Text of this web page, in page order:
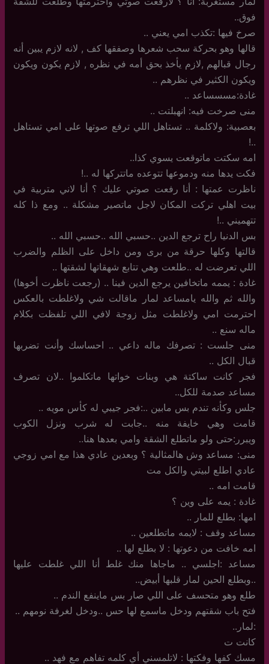
فوق..
صرخ فيها :تكذب امي يعني ..
قالها وهو بحركة سحب شعرها وصفقها كف , لانه لازم يبين أنه
رجال قبالهم ,لازم يأخذ بحق أمه في نظره , لازم يكون ويكون
ويكون الكثير في نظرهم ..
غادة:مسسساعد ..
منى صرخت فيه: انهبلتت ..
بعصبية: ولاكلمة .. تستاهل اللي ترفع صوتها على امي تستاهل
..!
امه سكتت ماتوقعت يسوي كذا..
فكت يدها منه ودموعها تتوعده ماتتركها له ..!
ناظرت عمتها : أنا رفعت صوتي عليك ؟ أنا لاني متربية في
بيت اهلي تركت المكان لاجل ماتصير مشكلة .. ومع ذا كله
تتهميني ..!
بس الدنيا راح ترجع الدين ..حسبي الله ..حسبي الله ..
قالتها وكلها حرقة من برى ومن داخل على الظلم والضرب
اللي تعرضت له ..طلعت وهي تتابع شهقاتها لشقتها ..
غادة : يممه ماتخافين يرجع الدين فينا .. (رجعت ناظرت أخوها)
والله ثم والله يامساعد لمار ماقالت شي ولاغلطت بالعكس
احترمت امي ولاغلطت مثل زوجة لافي اللي تلفظت بكلام
ماله سنع ..
منى جلست : تصرفك ماله داعي .. احساسك وأنت تضربها
قبال الكل ..
فجر كانت ساكتة هي وبنات خواتها ماتكلموا ..لان تصرف
مساعد صدمة للكل..
جلس وكأنه تندم بس مابين ..:فجر جيبي له كأس مويه ..
قامت وهي خايفة منه ..جابت له شرب ونزل الكوب
ويبرر:حتى ولو ماتطلع الشقة وامي بعدها هنا..
منى: مساعد وش هالمثالية ؟ وبعدين عادي هذا مع امي زوجي
عادي اطلع لبيتي والكل مت
قامت امه ..
غادة : يمه على وين ؟
امها: بطلع للمار ..
مساعد وقف : لايمه ماتطلعين ..
امه خافت من دعوتها : لا بطلع لها ..
مساعد :اجلسي .. ماجاها منك غلط أنا اللي غلطت عليها
..وبطلع الحين لمار قلبها أبيض..
طلع وهو متحسف على اللي صار بس ماينفع الندم ..
فتح باب شقتهم ودخل ماسمع لها حس ..ودخل لغرفة نومهم ..
:لمار..
كانت ت
مسك كفها وفكتها : لاتلمسني أي كلمه تفاهم مع فهد ..